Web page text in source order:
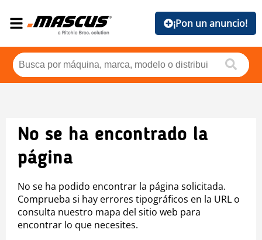
¡Pon un anuncio!
No se ha encontrado la
página
No se ha podido encontrar la página solicitada.
Comprueba si hay errores tipográficos en la URL o
consulta nuestro mapa del sitio web para
encontrar lo que necesites.